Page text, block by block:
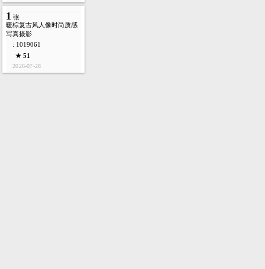
1 张
暖棕复古风人像时尚质感
写真摄影
: 1019061
★ 51
2026-07-28